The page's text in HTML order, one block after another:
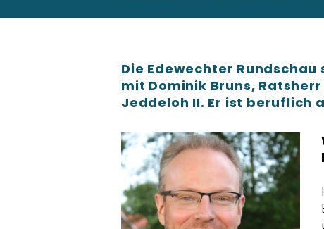
Die Edewechter
mit Dominik Bruns,
Jeddeloh II. Er ist beruflich